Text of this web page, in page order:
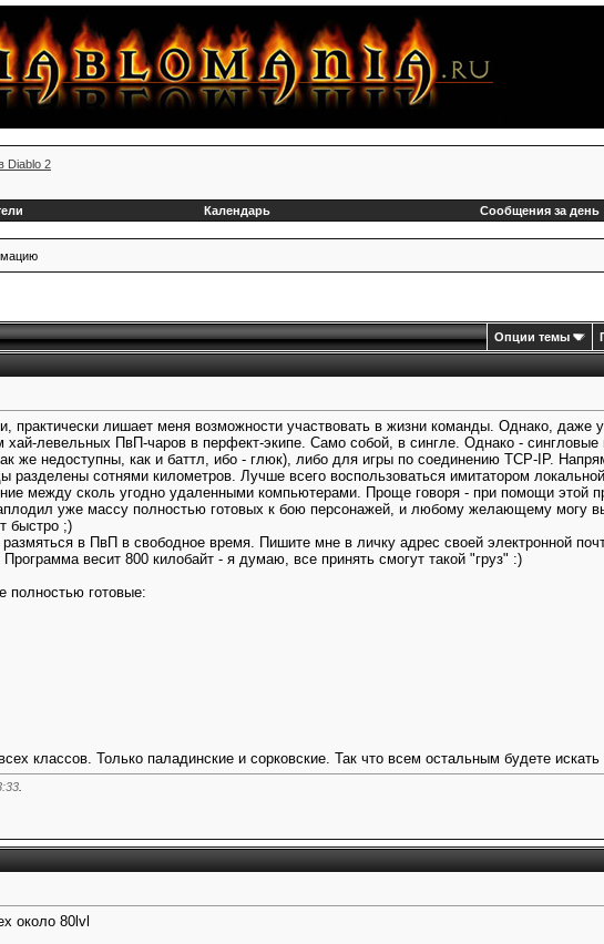
Diablo 2
Календарь Сообщения за день
Опции темы
лишает меня возможности участвовать в жизни команды. Однако, даже у
левельных ПвП-чаров в перфект-экипе. Само собой, в сингле. Однако - сингловые
же недоступны, как и баттл, ибо - глюк), либо для игры по соединению TCP-IP.
разделены сотнями километров. Лучше всего воспользоваться имитатором
между сколь угодно удаленными компьютерами. Проще говоря - при помощи этой
уже массу полностью готовых к бою персонажей, и любому желающему могу
быстро ;)
в ПвП в свободное время. Пишите мне в личку адрес своей электронной
весит 800 килобайт - я думаю, все принять смогут такой "груз" :)
полностью готовые:
классов. Только паладинские и сорковские. Так что всем остальным будете
около 80lvl